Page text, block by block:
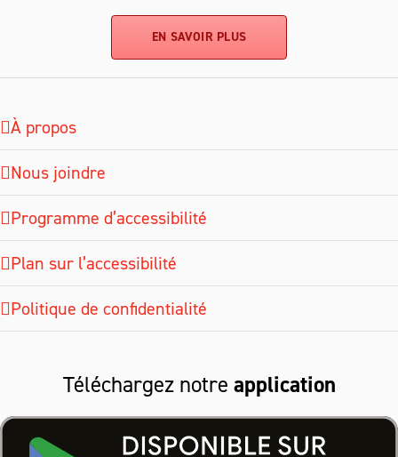
EN SAVOIR PLUS
À propos
Nous joindre
Programme d’accessibilité
Plan sur l’accessibilité
Politique de confidentialité
Téléchargez notre application